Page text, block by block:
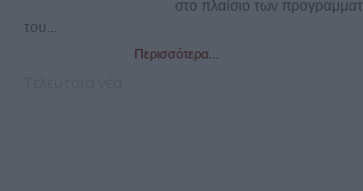
στο πλαίσιο των
του...
Περισσότερα...